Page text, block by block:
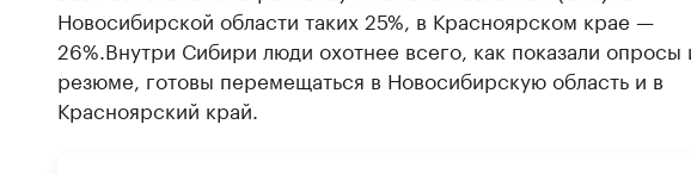
Новосибирской области таких 25%, в Красноярском крае —
26%.Внутри Сибири люди охотнее всего, как показали опросы
резюме, готовы перемещаться в Новосибирскую область и в
Красноярский край.